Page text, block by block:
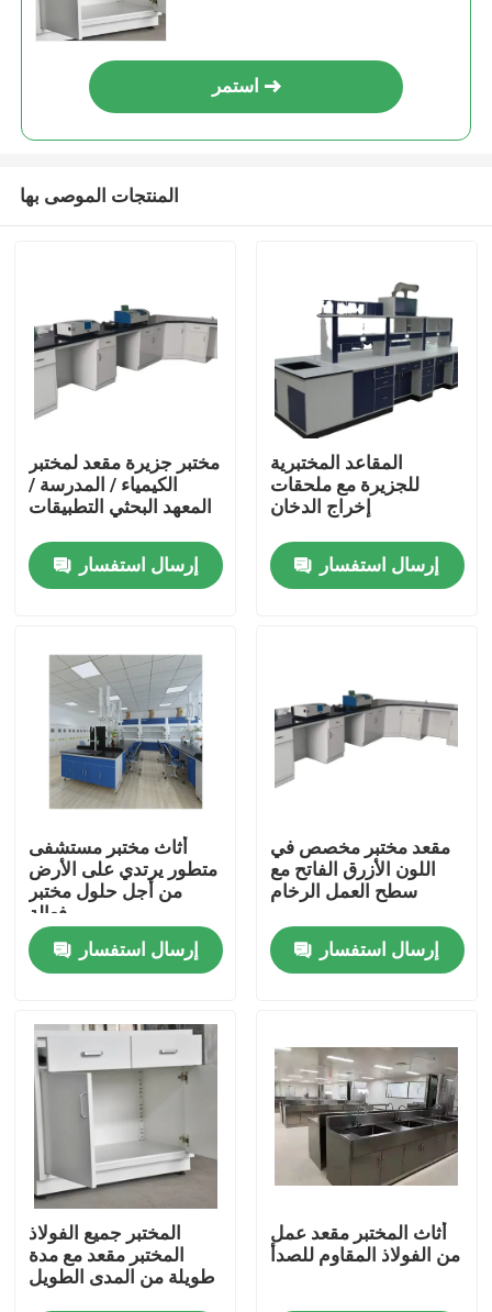
منزل
حول بنا
إتصال
المنتجات
أثاث المختبرات الحديثة
أثاث المختبرات المدرسية
مقعد جزيرة المختبر
مقعد حائط المختبر
غطاء دخان المختبر
استمر
المنتجات الموصى بها
مختبر جزيرة مقعد لمختبر
الكيمياء / المدرسة /
المعهد البحثي التطبيقات
إرسال استفسار
المقاعد المختبرية
للجزيرة مع ملحقات
إخراج الدخان
إرسال استفسار
أثاث مختبر مستشفى
متطور يرتدي على الأرض
من أجل حلول مختبر
فعالة
إرسال استفسار
مقعد مختبر مخصص في
اللون الأزرق الفاتح مع
سطح العمل الرخام
إرسال استفسار
المختبر جميع الفولاذ
المختبر مقعد مع مدة
طويلة من المدى الطويل
أثاث المختبر مقعد عمل
من الفولاذ المقاوم للصدأ